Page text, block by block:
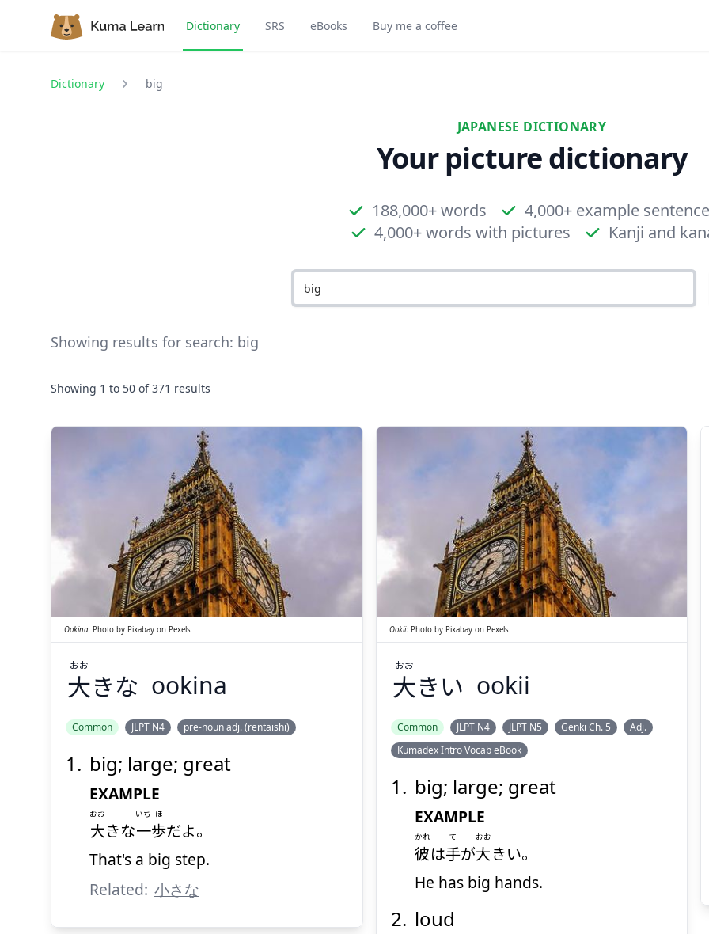
Dictionary SRS eBooks Buy me a coffee
Dictionary big
JAPANESE DICTIONARY
Your picture dictionary
188,000+ words
4,000+ example
4,000+ words with pictures
Kanji and
Showing results for search: big
Showing 1 to 50 of 371 results
大
きな
おお
Ookina: Photo by Pixabay on Pexels
大きな
おお
ookina
Common JLPT N4 pre-noun adj. (rentaishi)
big; large; great
EXAMPLE
大
おお
きな一
いち
歩
ほ
だよ。
That's a big step.
Related: 小さな
大
きい
おお
Ookii: Photo by Pixabay on Pexels
大きい
おお
ookii
Common JLPT N4 JLPT N5 Genki Ch. 5
Adj.
Kumadex Intro Vocab eBook
big; large; great
EXAMPLE
彼
かれ
は手
て
が大
おお
きい。
He has big hands.
loud